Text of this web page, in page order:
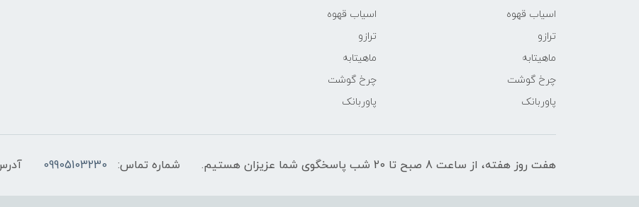
اسیاب قهوه
ترازو
ماهیتابه
چرخ گوشت
پاوربانک
اسیاب قهوه
ترازو
ماهیتابه
چرخ گوشت
پاوربانک
هفت روز هفته، از ساعت 8 صبح تا 20 شب پاسخگوی شما عزیزان هستیم. شماره تماس: 09905103230